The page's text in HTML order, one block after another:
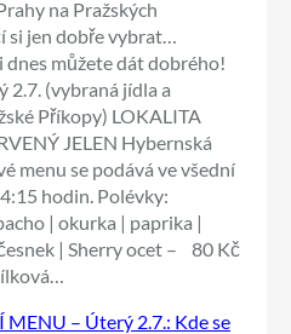
na Pražských
si jen dobře vybrat…
dnes můžete dát dobrého!
2.7. (vybraná jídla a
Příkopy) LOKALITA
JELEN Hybernská
menu se podává ve všední
hodin. Polévky:
| okurka | paprika |
| Sherry ocet – 80 Kč
MENU – Úterý 2.7.: Kde se